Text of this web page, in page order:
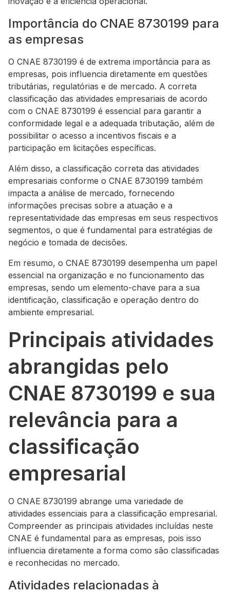
Importância do CNAE 8730199 para
as empresas
O CNAE 8730199 é de extrema importância para as
empresas, pois influencia diretamente em questões
tributárias, regulatórias e de mercado. A correta
classificação das atividades empresariais de acordo
com o CNAE 8730199 é essencial para garantir a
conformidade legal e a adequada tributação, além de
possibilitar o acesso a incentivos fiscais e a
participação em licitações específicas.
Além disso, a classificação correta das atividades
empresariais conforme o CNAE 8730199 também
impacta a análise de mercado, fornecendo
informações precisas sobre a atuação e a
representatividade das empresas em seus respectivos
segmentos, o que é fundamental para estratégias de
negócio e tomada de decisões.
Em resumo, o CNAE 8730199 desempenha um papel
essencial na organização e no funcionamento das
empresas, sendo um elemento-chave para a sua
identificação, classificação e operação dentro do
ambiente empresarial.
Principais atividades
abrangidas pelo
CNAE 8730199 e sua
relevância para a
classificação
empresarial
O CNAE 8730199 abrange uma variedade de
atividades essenciais para a classificação empresarial.
Compreender as principais atividades incluídas neste
CNAE é fundamental para as empresas, pois isso
influencia diretamente a forma como são classificadas
e reconhecidas no mercado.
Atividades relacionadas à